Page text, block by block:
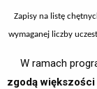
Zapisy na listę
wymaganej liczby
W ramach
zgodą